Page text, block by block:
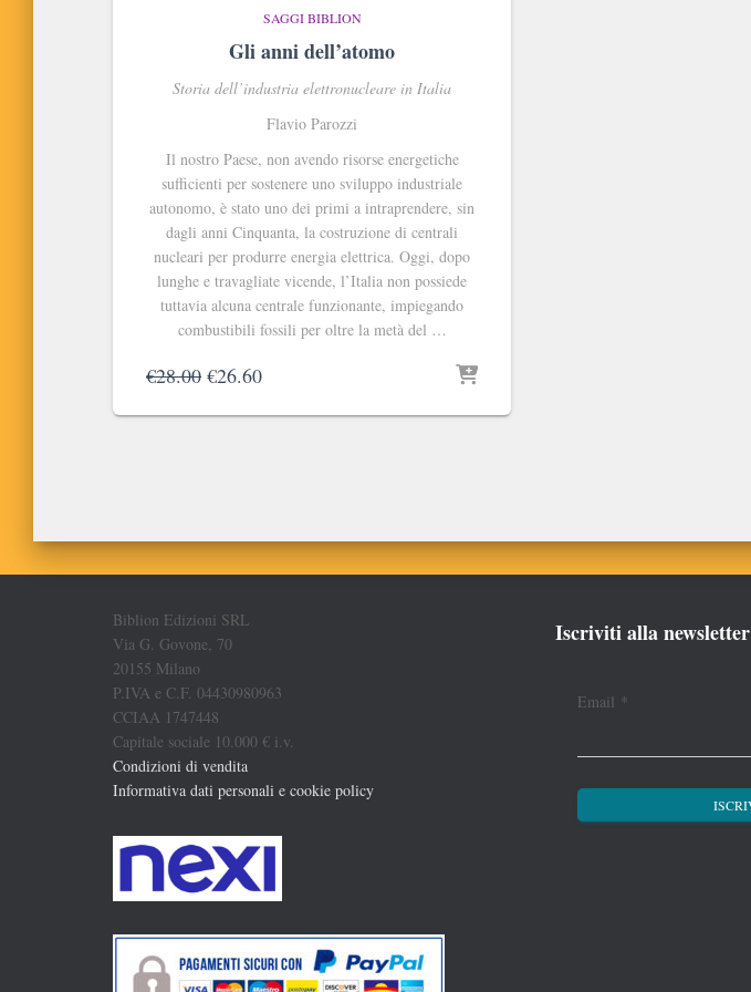
SAGGI BIBLION
Gli anni dell’atomo
Storia dell’industria elettronucleare in Italia
Flavio Parozzi
Il nostro Paese, non avendo risorse energetiche
sufficienti per sostenere uno sviluppo industriale
autonomo, è stato uno dei primi a intraprendere, sin
dagli anni Cinquanta, la costruzione di centrali
nucleari per produrre energia elettrica. Oggi, dopo
lunghe e travagliate vicende, l’Italia non possiede
tuttavia alcuna centrale funzionante, impiegando
combustibili fossili per oltre la metà del …
€28.00 Il
originale
€26.60Il
attuale
Biblion Edizioni SRL
Via G. Govone, 70
20155 Milano
P.IVA e C.F. 04430980963
CCIAA 1747448
Capitale sociale 10.000 € i.v.
Condizioni di vendita
Informativa dati personali e cookie policy
Iscriviti alla newsletter
Email *